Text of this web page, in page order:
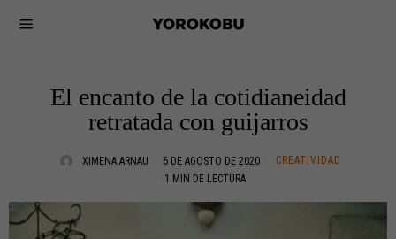
El encanto de la cotidianeidad
retratada con guijarros
XIMENA ARNAU 6 DE AGOSTO DE 2020
CREATIVIDAD
1 MIN DE LECTURA